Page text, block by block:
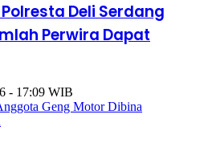
Deli Serdang
Perwira Dapat
- 17:09 WIB